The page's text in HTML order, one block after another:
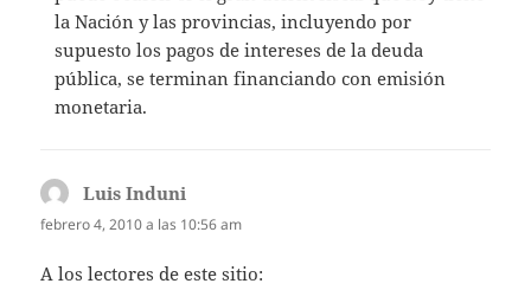
la Nación y las provincias, incluyendo por
supuesto los pagos de intereses de la deuda
pública, se terminan financiando con emisión
monetaria.
Luis Induni
febrero 4, 2010 a las 10:56 am
A los lectores de este sitio: